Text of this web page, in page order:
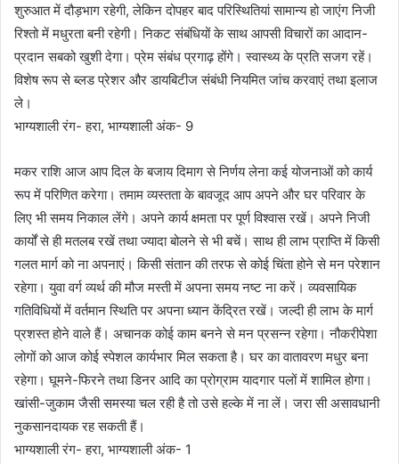
शुरुआत में दौड़भाग रहेगी, लेकिन दोपहर बाद परिस्थितियां सामान्य हो जाएंग निजी
रिश्तो में मधुरता बनी रहेगी। निकट संबंधियों के साथ आपसी विचारों का आदान-
प्रदान सबको खुशी देगा। प्रेम संबंध प्रगाढ़ होंगे। स्वास्थ्य के प्रति सजग रहें।
विशेष रूप से ब्लड प्रेशर और डायबिटीज संबंधी नियमित जांच करवाएं तथा इलाज
ले।
भाग्यशाली रंग- हरा, भाग्यशाली अंक- 9
मकर राशि आज आप दिल के बजाय दिमाग से निर्णय लेना कई योजनाओं को कार्य
रूप में परिणित करेगा। तमाम व्यस्तता के बावजूद आप अपने और घर परिवार के
लिए भी समय निकाल लेंगे। अपने कार्य क्षमता पर पूर्ण विश्वास रखें। अपने निजी
कार्यों से ही मतलब रखें तथा ज्यादा बोलने से भी बचें। साथ ही लाभ प्राप्ति में किसी
गलत मार्ग को ना अपनाएं। किसी संतान की तरफ से कोई चिंता होने से मन परेशान
रहेगा। युवा वर्ग व्यर्थ की मौज मस्ती में अपना समय नष्ट ना करें। व्यवसायिक
गतिविधियों में वर्तमान स्थिति पर अपना ध्यान केंद्रित रखें। जल्दी ही लाभ के मार्ग
प्रशस्त होने वाले हैं। अचानक कोई काम बनने से मन प्रसन्न रहेगा। नौकरीपेशा
लोगों को आज कोई स्पेशल कार्यभार मिल सकता है। घर का वातावरण मधुर बना
रहेगा। घूमने-फिरने तथा डिनर आदि का प्रोग्राम यादगार पलों में शामिल होगा।
खांसी-जुकाम जैसी समस्या चल रही है तो उसे हल्के में ना लें। जरा सी असावधानी
नुकसानदायक रह सकती हैं।
भाग्यशाली रंग- हरा, भाग्यशाली अंक- 1